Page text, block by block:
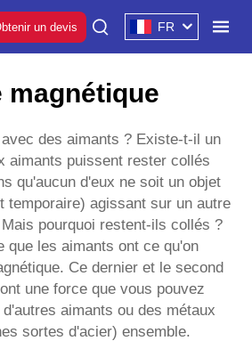
un devis FR
magnétique
des aimants ? Existe-t-il un
aimants puissent rester collés
qu'aucun d'eux ne soit un objet
temporaire) agissant sur un autre
pourquoi restent-ils collés ?
que les aimants ont ce qu'on
Ce dernier et le second
une force que vous pouvez
aimants ou des métaux
sortes d'acier) ensemble.